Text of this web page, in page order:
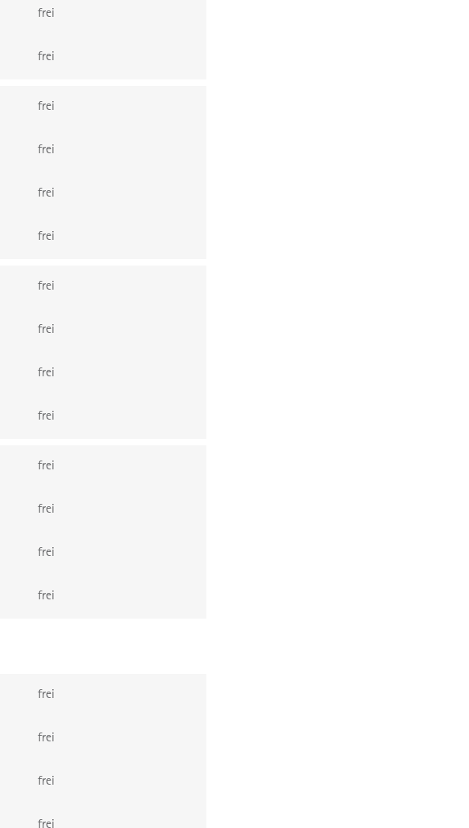
frei
frei
frei
frei
frei
frei
frei
frei
frei
frei
frei
frei
frei
frei
frei
frei
frei